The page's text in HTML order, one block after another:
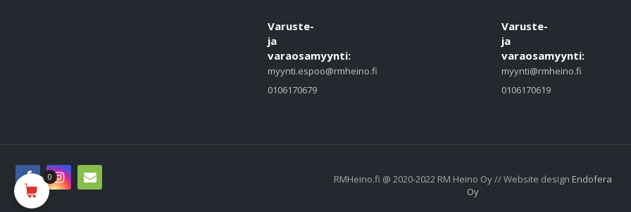
Varuste-
ja
varaosamyynti:
myynti.espoo@rmheino.fi
0106170679
Varuste-
ja
varaosamyynti:
myynti@rmheino.fi
0106170619
RMHeino.fi @ 2020-2022 RM Heino Oy // Website design Endofera
Oy
0